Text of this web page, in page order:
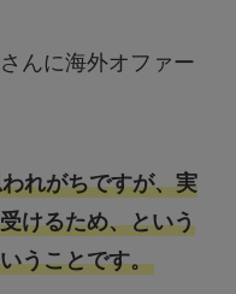
んに海外オファー
れがちですが、実
けるため、という
うことです。